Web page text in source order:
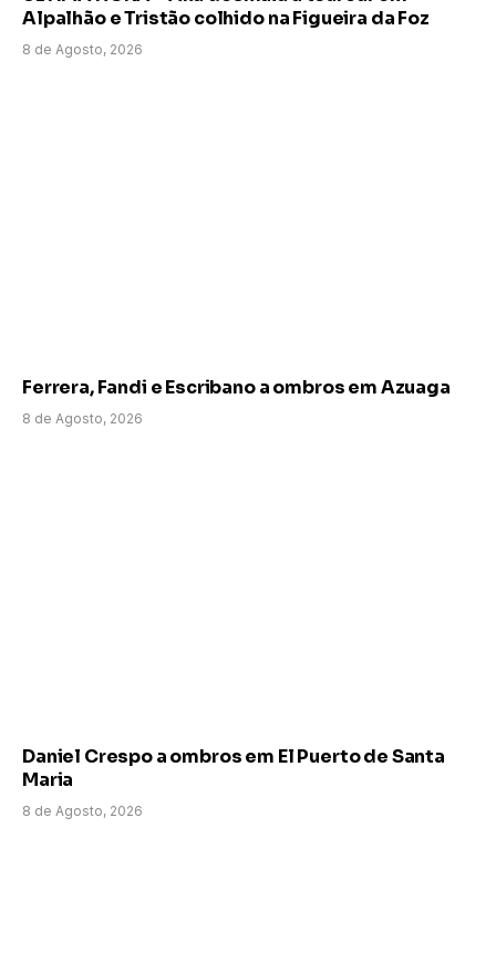
Alpalhão e Tristão colhido na Figueira da Foz
8 de Agosto, 2026
Ferrera, Fandi e Escribano a ombros em Azuaga
8 de Agosto, 2026
Daniel Crespo a ombros em El Puerto de Santa
Maria
8 de Agosto, 2026